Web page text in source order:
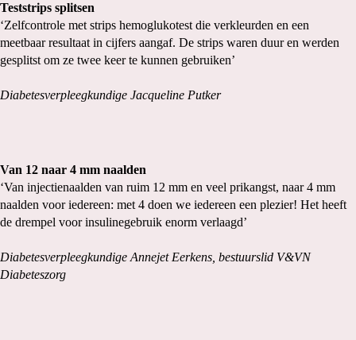
Teststrips splitsen
‘Zelfcontrole met strips hemoglukotest die verkleurden en een
meetbaar resultaat in cijfers aangaf. De strips waren duur en werden
gesplitst om ze twee keer te kunnen gebruiken’
Diabetesverpleegkundige Jacqueline Putker
Van 12 naar 4 mm naalden
‘Van injectienaalden van ruim 12 mm en veel prikangst, naar 4 mm
naalden voor iedereen: met 4 doen we iedereen een plezier! Het heeft
de drempel voor insulinegebruik enorm verlaagd’
Diabetesverpleegkundige Annejet Eerkens, bestuurslid V&VN
Diabeteszorg